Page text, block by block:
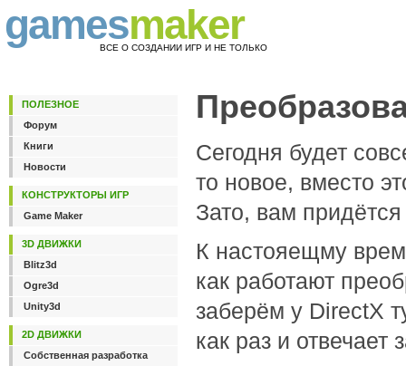
gamesmaker
ВСЕ О СОЗДАНИИ ИГР И НЕ ТОЛЬКО
Сегодня будет
то новое, вместо
Зато, вам
К настояещму
как работают
заберём у DirectX
как раз и отвечает
ПОЛЕЗНОЕ
Форум
Книги
Новости
КОНСТРУКТОРЫ ИГР
Game Maker
3D ДВИЖКИ
Blitz3d
Ogre3d
Unity3d
2D ДВИЖКИ
Собственная разработка